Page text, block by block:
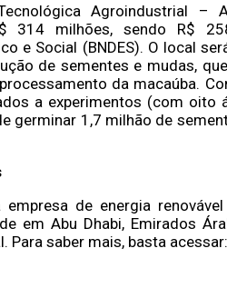
Agroindustrial –
314 milhões, sendo R$
e Social (BNDES). O local
de sementes e mudas,
da macaúba.
a experimentos (com oito
germinar 1,7 milhão de
empresa de energia
em Abu Dhabi, Emirados
Para saber mais, basta acessar: